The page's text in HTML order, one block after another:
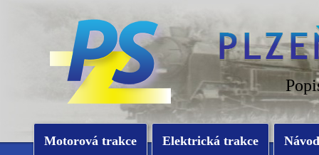
Motorová trakce Elektrická trakce